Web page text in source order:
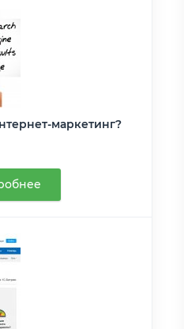
маркетинг?